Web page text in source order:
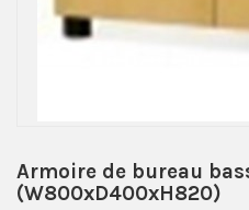
Armoire de bureau
(W800xD400xH820)